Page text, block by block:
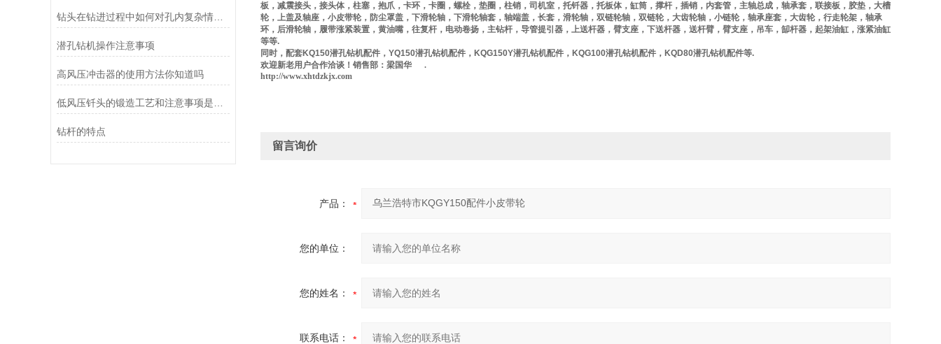
钻头在钻进过程中如何对孔内复杂情况进行分析与判断
潜孔钻机操作注意事项
高风压冲击器的使用方法你知道吗
钻杆的特点
板，减震接头，接头体，柱塞，抱爪，卡环，卡圈，螺栓，垫圈，柱销，司机室，托钎器，托板体，缸筒，撑杆，插销，内套管，主轴总成，轴承套，联接板，胶垫，大槽
轮，上盖及轴座，小皮带轮，防尘罩盖，下滑轮轴，下滑轮轴套，轴端盖，长套，滑轮轴，双链轮轴，双链轮，大齿轮轴，小链轮，轴承座套，大齿轮，行走轮架，轴承
环，后滑轮轴，履带涨紧装置，黄油嘴，往复杆，电动卷扬，主钻杆，导管提引器，上送杆器，臂支座，下送杆器，送杆臂，臂支座，吊车，缷杆器，起架油缸，涨紧油缸
等等.
同时，配套KQ150潜孔钻机配件， YQ150潜孔钻机配件， KQG150Y潜孔钻机配件， KQG100潜孔钻机配件， KQD80潜孔钻机配件等.
欢迎新老用户合作洽谈！销售部：梁国华 .
http://www.xhtdzkjx.com
留言询价
产品：
您的单位：
您的姓名：
联系电话：